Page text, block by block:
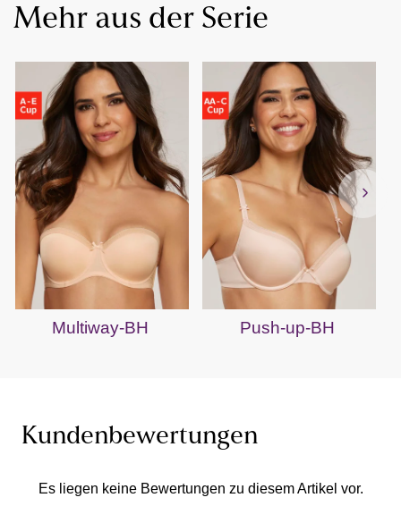
Mehr aus der Serie
Multiway-BH Push-up-BH
Kundenbewertungen
Es liegen keine Bewertungen zu diesem Artikel vor.